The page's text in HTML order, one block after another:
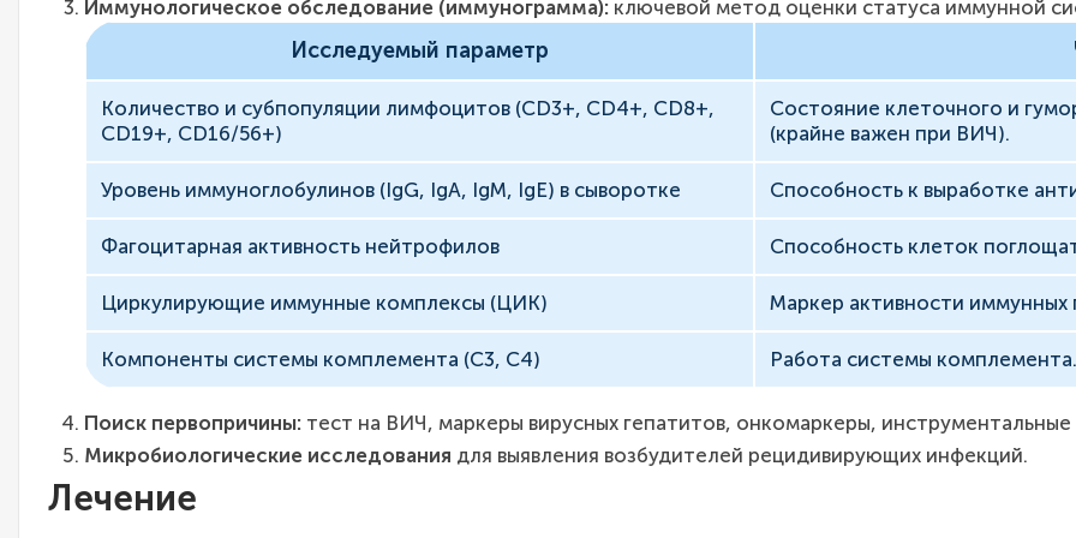
Иммунологическое обследование (иммунограмма): ключевой метод оценки статуса иммунной
Исследуемый параметр
Количество и субпопуляции лимфоцитов (CD3+, CD4+, CD8+,
CD19+, CD16/56+)
Состояние клеточного и
(крайне важен при ВИЧ).
Уровень иммуноглобулинов (IgG, IgA, IgM, IgE) в сыворотке Способность к выработке
Фагоцитарная активность нейтрофилов Способность клеток
Циркулирующие иммунные комплексы (ЦИК) Маркер активности иммунных
Компоненты системы комплемента (C3, C4) Работа системы комплемента.
Поиск первопричины: тест на ВИЧ, маркеры вирусных гепатитов, онкомаркеры,
Микробиологические исследования для выявления возбудителей рецидивирующих инфекций.
Лечение